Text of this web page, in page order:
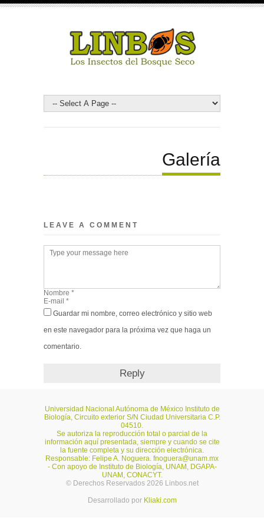
Galería
LEAVE A COMMENT
Guardar mi nombre, correo electrónico y sitio web
en este navegador para la próxima vez que haga un
comentario.
Universidad Nacional Autónoma de México Instituto de
Biología, Circuito exterior S/N Ciudad Universitaria C.P.
04510.
Se autoriza la reproducción total o parcial de la
información aquí presentada, siempre y cuando se cite
la fuente completa y su dirección electrónica.
Responsable: Felipe A. Noguera. fnoguera@unam.mx
- Con apoyo de Instituto de Biología, UNAM, DGAPA-
UNAM, CONACYT.
© Derechos Reservados 2026 Linbos.net
Desarrollado por Kliaki.com